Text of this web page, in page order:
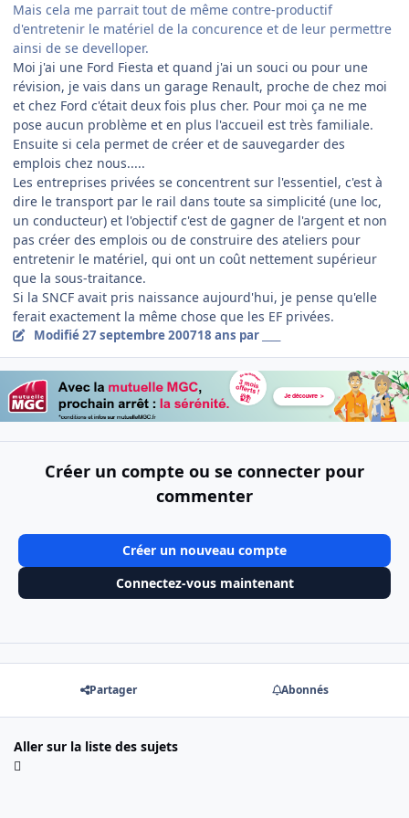
Mais cela me parrait tout de même contre-productif
d'entretenir le matériel de la concurence et de leur permettre
ainsi de se develloper.
Moi j'ai une Ford Fiesta et quand j'ai un souci ou pour une
révision, je vais dans un garage Renault, proche de chez moi
et chez Ford c'était deux fois plus cher. Pour moi ça ne me
pose aucun problème et en plus l'accueil est très familiale.
Ensuite si cela permet de créer et de sauvegarder des
emplois chez nous.....
Les entreprises privées se concentrent sur l'essentiel, c'est à
dire le transport par le rail dans toute sa simplicité (une loc,
un conducteur) et l'objectif c'est de gagner de l'argent et non
pas créer des emplois ou de construire des ateliers pour
entretenir le matériel, qui ont un coût nettement supérieur
que la sous-traitance.
Si la SNCF avait pris naissance aujourd'hui, je pense qu'elle
ferait exactement la même chose que les EF privées.
Modifié27 septembre 200718 ans par ____
Créer un compte ou se connecter pour
commenter
Créer un nouveau compte
Connectez-vous maintenant
Partager Abonnés
Aller sur la liste des sujets